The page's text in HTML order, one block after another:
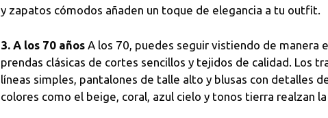
y zapatos cómodos añaden un toque de elegancia a tu outfit.
3. A los 70 años A los 70, puedes seguir vistiendo de manera
prendas clásicas de cortes sencillos y tejidos de calidad. Los
líneas simples, pantalones de talle alto y blusas con detalles
colores como el beige, coral, azul cielo y tonos tierra realzan